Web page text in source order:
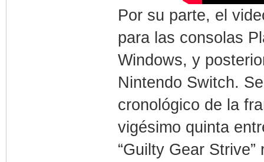
Por su parte, el
para las consolas
Windows, y
Nintendo Switch.
cronológico de la
vigésimo quinta
“Guilty Gear